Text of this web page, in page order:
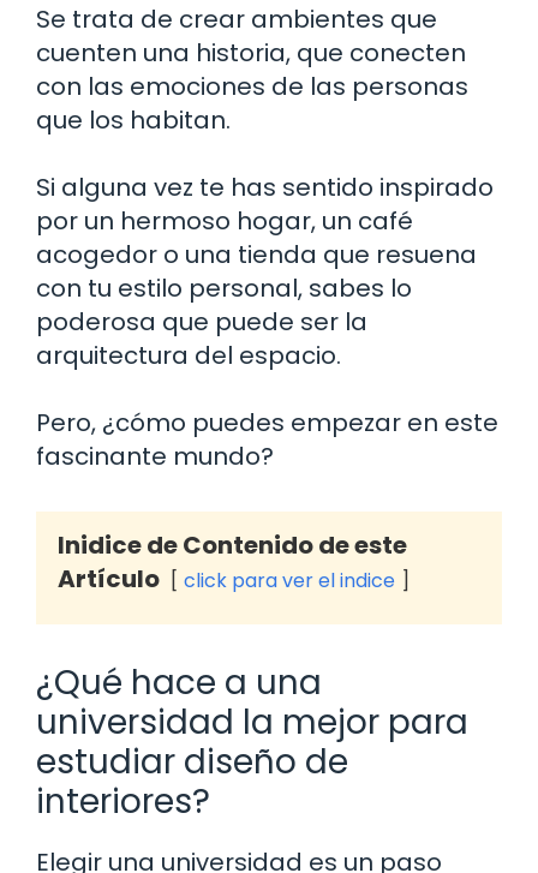
Se trata de crear ambientes que
cuenten una historia, que conecten
con las emociones de las personas
que los habitan.
Si alguna vez te has sentido inspirado
por un hermoso hogar, un café
acogedor o una tienda que resuena
con tu estilo personal, sabes lo
poderosa que puede ser la
arquitectura del espacio.
Pero, ¿cómo puedes empezar en este
fascinante mundo?
Inidice de Contenido de este
Artículo
click para ver el indice
¿Qué hace a una
universidad la mejor para
estudiar diseño de
interiores?
Elegir una universidad es un paso